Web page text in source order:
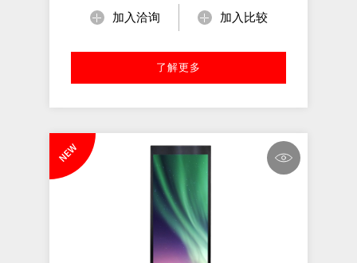
加入洽询 加入比较
了解更多
NEW